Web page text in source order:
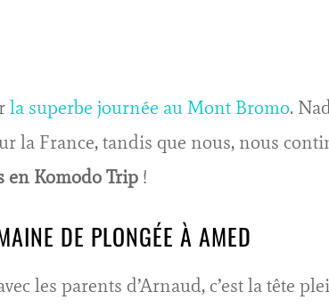
la superbe journée au Mont Bromo.
la France, tandis que nous, nous
en Komodo Trip !
DE PLONGÉE À AMED
les parents d’Arnaud, c’est la tête